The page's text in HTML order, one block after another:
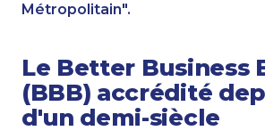
Métropolitain".
Le Better Business
(BBB) accrédité
d'un demi-siècle